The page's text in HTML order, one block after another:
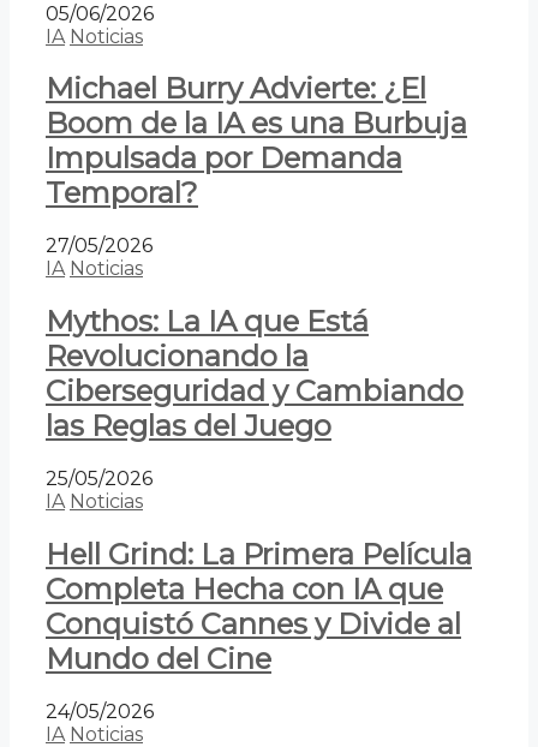
05/06/2026
IA Noticias
Michael Burry Advierte: ¿El
Boom de la IA es una Burbuja
Impulsada por Demanda
Temporal?
27/05/2026
IA Noticias
Mythos: La IA que Está
Revolucionando la
Ciberseguridad y Cambiando
las Reglas del Juego
25/05/2026
IA Noticias
Hell Grind: La Primera Película
Completa Hecha con IA que
Conquistó Cannes y Divide al
Mundo del Cine
24/05/2026
IA Noticias